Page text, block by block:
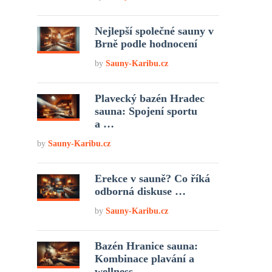
Nejlepší společné sauny v
Brně podle hodnocení
bySauny-Karibu.cz
Plavecký bazén Hradec
sauna: Spojení sportu
a …
by Sauny-Karibu.cz
Erekce v sauně? Co říká
odborná diskuse …
bySauny-Karibu.cz
Bazén Hranice sauna:
Kombinace plavání a